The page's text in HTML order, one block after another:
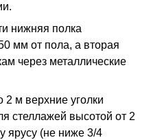
нижняя полка
мм от пола, а вторая
через металлические
м верхние уголки
стеллажей высотой от 2
ярусу (не ниже 3/4